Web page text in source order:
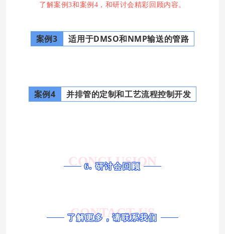
了解案例3和案例4，和研讨会精彩回顾内容。
案例3 适用于DMSO和NMP输送的管路
案例4 并排管的定制和工艺流程控制开发
CONCLUSION
6. 研讨会回顾
CONTACT US
了解更多，请联系我们